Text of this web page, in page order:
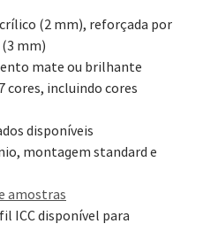
(2 mm), reforçada por
mm)
mate ou brilhante
cores, incluindo cores
disponíveis
montagem standard e
amostras
ICC disponível para